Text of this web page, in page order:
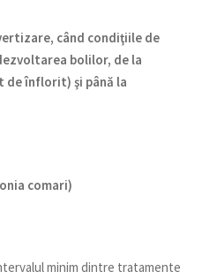
când condiţiile de
bolilor, de la
de înflorit) şi până la
comari)
minim dintre tratamente